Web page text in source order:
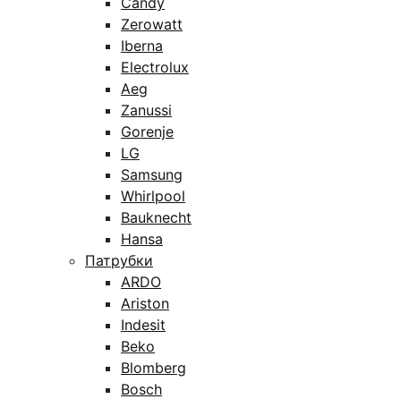
Zerowatt
Iberna
Electrolux
Aeg
Zanussi
Gorenje
LG
Samsung
Whirlpool
Bauknecht
Hansa
Патрубки
ARDO
Ariston
Indesit
Beko
Blomberg
Bosch